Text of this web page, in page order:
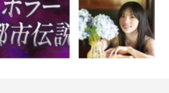
』（NHK総合 3／20（土）後9・